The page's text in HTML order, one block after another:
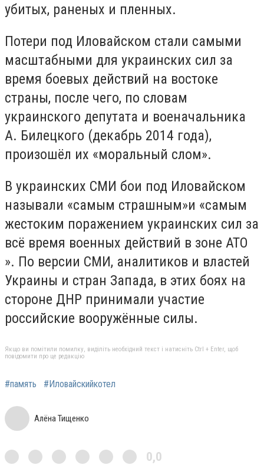
убитых, раненых и пленных.
Потери под Иловайском стали самыми
масштабными для украинских сил за
время боевых действий на востоке
страны, после чего, по словам
украинского депутата и военачальника
А. Билецкого (декабрь 2014 года),
произошёл их «моральный слом».
В украинских СМИ бои под Иловайском
называли «самым страшным»и «самым
жестоким поражением украинских сил за
всё время военных действий в зоне АТО
». По версии СМИ, аналитиков и властей
Украины и стран Запада, в этих боях на
стороне ДНР принимали участие
российские вооружённые силы.
Якщо ви помітили помилку, виділіть необхідний текст і натисніть Ctrl + Enter, щоб
повідомити про це редакцію
#память #Иловайскийкотел
Алёна Тищенко
0,0